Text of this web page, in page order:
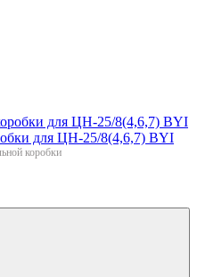
для ЦН-25/8(4,6,7) BYI
коробки